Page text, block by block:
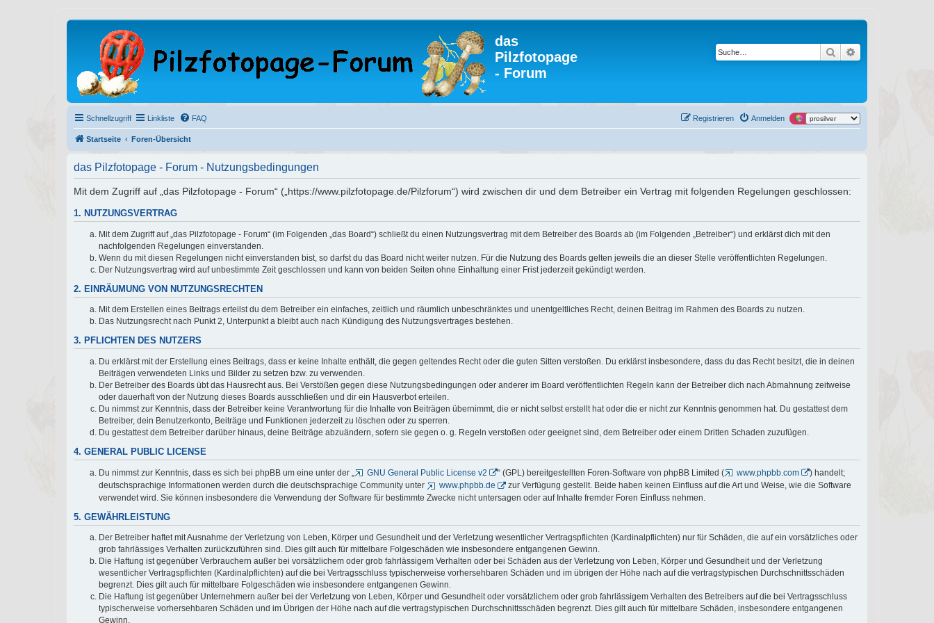
das
Pilzfotopage
- Forum
Suche
Schnellzugriff Linkliste FAQ Anmelden
Registrieren
Startseite Foren-Übersicht
das Pilzfotopage - Forum - Nutzungsbedingungen
Mit dem Zugriff auf „das Pilzfotopage - Forum“ („https://www.pilzfotopage.de/Pilzforum“) wird zwischen dir und dem Betreiber ein Vertrag mit folgenden Regelungen geschlossen:
1. NUTZUNGSVERTRAG
Mit dem Zugriff auf „das Pilzfotopage - Forum“ (im Folgenden „das Board“) schließt du einen Nutzungsvertrag mit dem Betreiber des Boards ab (im Folgenden „Betreiber“) und erklärst dich mit den
nachfolgenden Regelungen einverstanden.
Wenn du mit diesen Regelungen nicht einverstanden bist, so darfst du das Board nicht weiter nutzen. Für die Nutzung des Boards gelten jeweils die an dieser Stelle veröffentlichten Regelungen.
Der Nutzungsvertrag wird auf unbestimmte Zeit geschlossen und kann von beiden Seiten ohne Einhaltung einer Frist jederzeit gekündigt werden.
2. EINRÄUMUNG VON NUTZUNGSRECHTEN
Mit dem Erstellen eines Beitrags erteilst du dem Betreiber ein einfaches, zeitlich und räumlich unbeschränktes und unentgeltliches Recht, deinen Beitrag im Rahmen des Boards zu nutzen.
Das Nutzungsrecht nach Punkt 2, Unterpunkt a bleibt auch nach Kündigung des Nutzungsvertrages bestehen.
3. PFLICHTEN DES NUTZERS
Du erklärst mit der Erstellung eines Beitrags, dass er keine Inhalte enthält, die gegen geltendes Recht oder die guten Sitten verstoßen. Du erklärst insbesondere, dass du das Recht besitzt, die in deinen
Beiträgen verwendeten Links und Bilder zu setzen bzw. zu verwenden.
Der Betreiber des Boards übt das Hausrecht aus. Bei Verstößen gegen diese Nutzungsbedingungen oder anderer im Board veröffentlichten Regeln kann der Betreiber dich nach Abmahnung zeitweise
oder dauerhaft von der Nutzung dieses Boards ausschließen und dir ein Hausverbot erteilen.
Du nimmst zur Kenntnis, dass der Betreiber keine Verantwortung für die Inhalte von Beiträgen übernimmt, die er nicht selbst erstellt hat oder die er nicht zur Kenntnis genommen hat. Du gestattest dem
Betreiber, dein Benutzerkonto, Beiträge und Funktionen jederzeit zu löschen oder zu sperren.
Du gestattest dem Betreiber darüber hinaus, deine Beiträge abzuändern, sofern sie gegen o. g. Regeln verstoßen oder geeignet sind, dem Betreiber oder einem Dritten Schaden zuzufügen.
4. GENERAL PUBLIC LICENSE
Du nimmst zur Kenntnis, dass es sich bei phpBB um eine unter der „ GNU General Public License v2 “ (GPL) bereitgestellten Foren-Software von phpBB Limited ( www.phpbb.com
) handelt;
deutschsprachige Informationen werden durch die deutschsprachige Community unter
www.phpbb.de
zur Verfügung gestellt. Beide haben keinen Einfluss auf die Art und Weise, wie die Software
verwendet wird. Sie können insbesondere die Verwendung der Software für bestimmte Zwecke nicht untersagen oder auf Inhalte fremder Foren Einfluss nehmen.
5. GEWÄHRLEISTUNG
Der Betreiber haftet mit Ausnahme der Verletzung von Leben, Körper und Gesundheit und der Verletzung wesentlicher Vertragspflichten (Kardinalpflichten) nur für Schäden, die auf ein vorsätzliches oder
grob fahrlässiges Verhalten zurückzuführen sind. Dies gilt auch für mittelbare Folgeschäden wie insbesondere entgangenen Gewinn.
Die Haftung ist gegenüber Verbrauchern außer bei vorsätzlichem oder grob fahrlässigem Verhalten oder bei Schäden aus der Verletzung von Leben, Körper und Gesundheit und der Verletzung
wesentlicher Vertragspflichten (Kardinalpflichten) auf die bei Vertragsschluss typischerweise vorhersehbaren Schäden und im übrigen der Höhe nach auf die vertragstypischen Durchschnittsschäden
begrenzt. Dies gilt auch für mittelbare Folgeschäden wie insbesondere entgangenen Gewinn.
Die Haftung ist gegenüber Unternehmern außer bei der Verletzung von Leben, Körper und Gesundheit oder vorsätzlichem oder grob fahrlässigem Verhalten des Betreibers auf die bei Vertragsschluss
typischerweise vorhersehbaren Schäden und im Übrigen der Höhe nach auf die vertragstypischen Durchschnittsschäden begrenzt. Dies gilt auch für mittelbare Schäden, insbesondere entgangenen
Gewinn.